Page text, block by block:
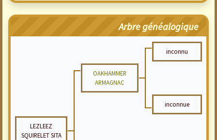
Arbre généalogique
inconnu
OAKHAMMER
ARMAGNAC
inconnue
LEZLEEZ
SQUIRELET SITA